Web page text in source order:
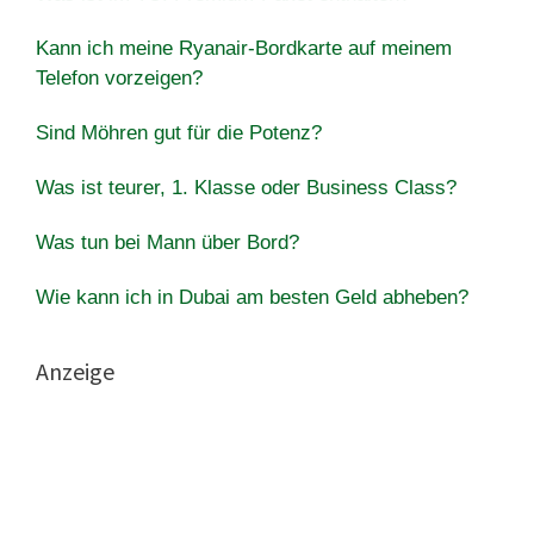
Kann ich meine Ryanair-Bordkarte auf meinem
Telefon vorzeigen?
Sind Möhren gut für die Potenz?
Was ist teurer, 1. Klasse oder Business Class?
Was tun bei Mann über Bord?
Wie kann ich in Dubai am besten Geld abheben?
Anzeige